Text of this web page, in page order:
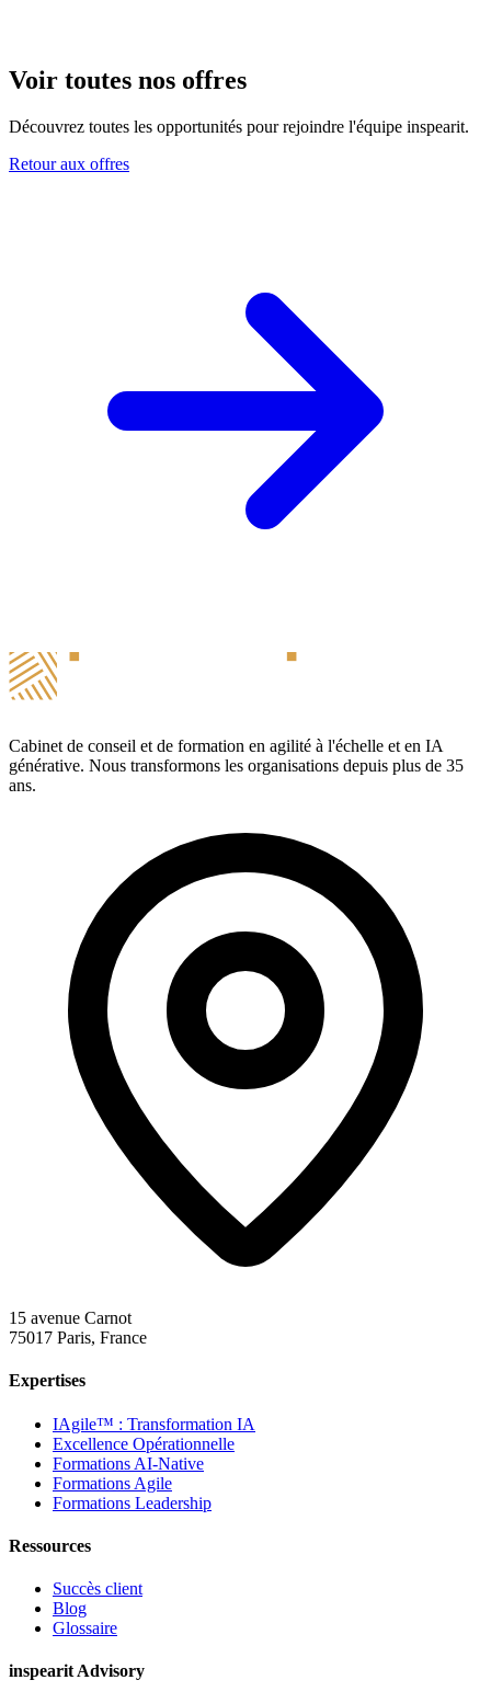
Voir toutes nos offres
Découvrez toutes les opportunités pour rejoindre l'équipe inspearit.
Retour aux offres
Cabinet de conseil et de formation en agilité à l'échelle et en IA
générative. Nous transformons les organisations depuis plus de 35
ans.
15 avenue Carnot
75017 Paris, France
Expertises
IAgile™ : Transformation IA
Excellence Opérationnelle
Formations AI-Native
Formations Agile
Formations Leadership
Ressources
Succès client
Blog
Glossaire
inspearit Advisory